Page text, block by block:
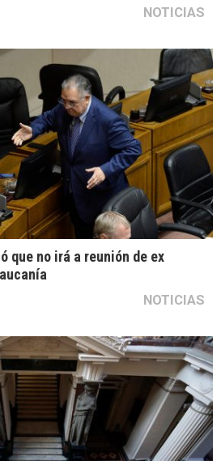
NOTICIAS
que no irá a reunión de ex
NOTICIAS